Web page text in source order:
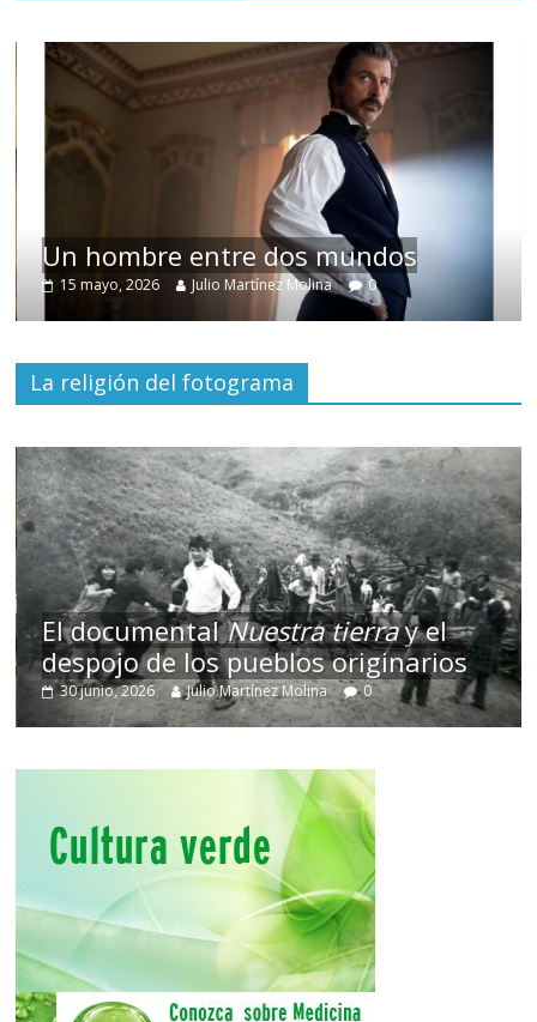
Un hombre entre dos mundos
15 mayo, 2026 Julio Martínez Molina 0
La religión del fotograma
El documentalNuestra tierray el
despojo de los pueblos originarios
30 junio, 2026 Julio Martínez Molina 0